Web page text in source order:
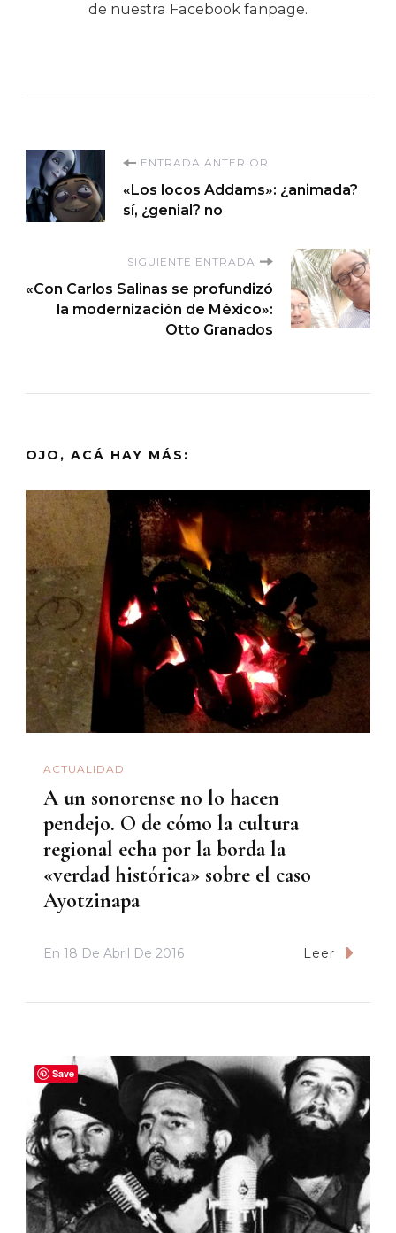
de nuestra Facebook fanpage.
Navegación
de
entradas
ENTRADA ANTERIOR
«Los locos Addams»: ¿animada?
sí, ¿genial? no
SIGUIENTE ENTRADA
«Con Carlos Salinas se profundizó
la modernización de México»:
Otto Granados
OJO, ACÁ HAY MÁS:
ACTUALIDAD
A un sonorense no lo hacen
pendejo. O de cómo la cultura
regional echa por la borda la
«verdad histórica» sobre el caso
Ayotzinapa
En 18 De Abril De 2016 Leer
Save